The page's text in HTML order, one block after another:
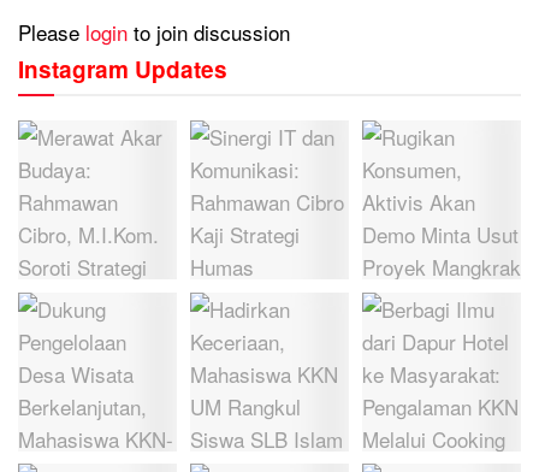
Please login to join discussion
Instagram Updates